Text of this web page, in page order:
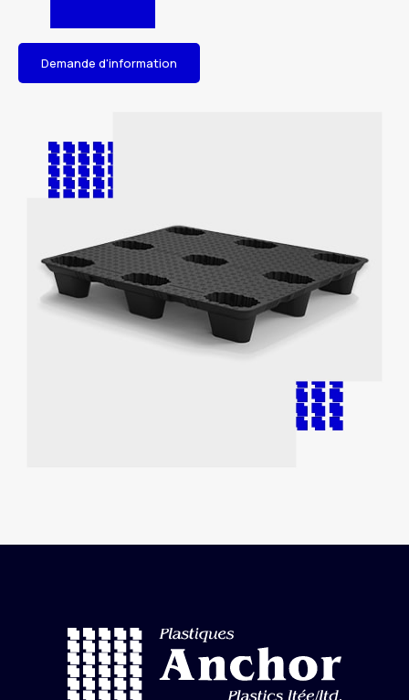
Demande d'information